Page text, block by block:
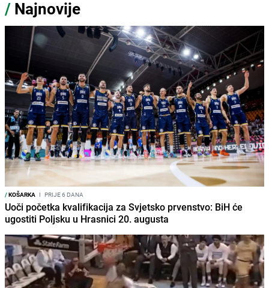
/ Najnovije
/KOŠARKA I PRIJE 6 DANA
Uoči početka kvalifikacija za Svjetsko prvenstvo: BiH će
ugostiti Poljsku u Hrasnici 20. augusta